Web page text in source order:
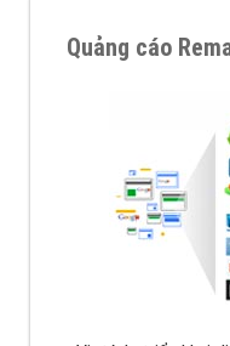
VietAds cùng
chạy quảng cáo
quảng